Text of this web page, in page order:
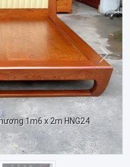
1m6 x 2m HNG24
Sau